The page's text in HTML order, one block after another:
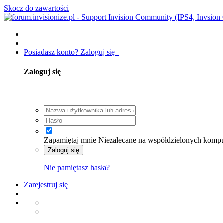
Skocz do zawartości
Posiadasz konto? Zaloguj się
Zaloguj się
Zapamiętaj mnie Niezalecane na współdzielonych
Zaloguj się
Nie pamiętasz hasła?
Zarejestruj się